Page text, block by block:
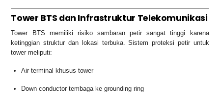
Tower BTS dan Infrastruktur Telekomunikasi
Tower BTS memiliki risiko sambaran petir sangat tinggi karena
ketinggian struktur dan lokasi terbuka. Sistem proteksi petir untuk
tower meliputi:
Air terminal khusus tower
Down conductor tembaga ke grounding ring